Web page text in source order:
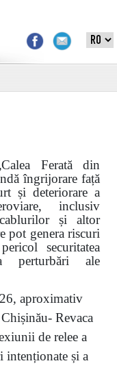
Ferată din
îngrijorare față
și deteriorare a
inclusiv
cablurilor și altor
pot genera riscuri
securitatea
perturbări ale
aproximativ
Revaca
de relee a
intenționate și a